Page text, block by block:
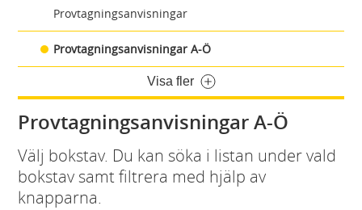
Provtagningsanvisningar
Provtagningsanvisningar A-Ö
Visa fler
Provtagningsanvisningar A-Ö
Välj bokstav. Du kan söka i listan under vald
bokstav samt filtrera med hjälp av
knapparna.